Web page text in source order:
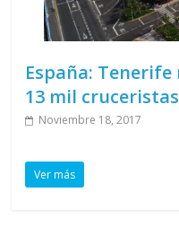
España:
13 mil cruceristas
Noviembre 18, 2017
Ver más